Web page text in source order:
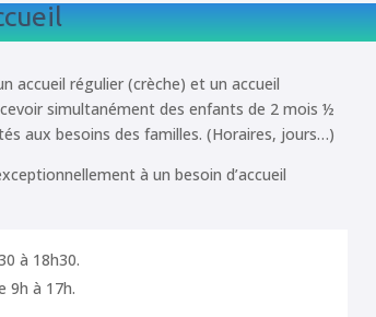
accueil régulier (crèche) et un accueil
simultanément des enfants de 2 mois ½
aux besoins des familles. (Horaires, jours…)
à un besoin d’accueil
à 18h30.
9h à 17h.